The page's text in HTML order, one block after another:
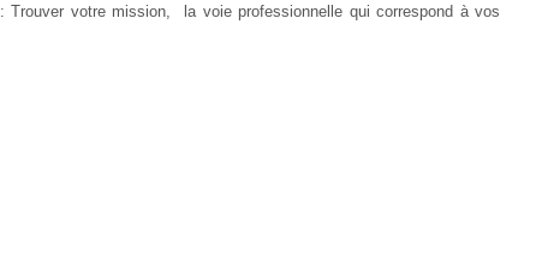
votre mission, la voie professionnelle qui correspond à vos